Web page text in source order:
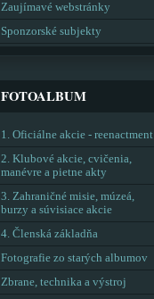
Zaujímavé webstránky
Sponzorské subjekty
FOTOALBUM
1. Oficiálne akcie - reenactment
2. Klubové akcie, cvičenia,
manévre a pietne akty
3. Zahraničné misie, múzeá,
burzy a súvisiace akcie
4. Členská základňa
Fotografie zo starých albumov
Zbrane, technika a výstroj